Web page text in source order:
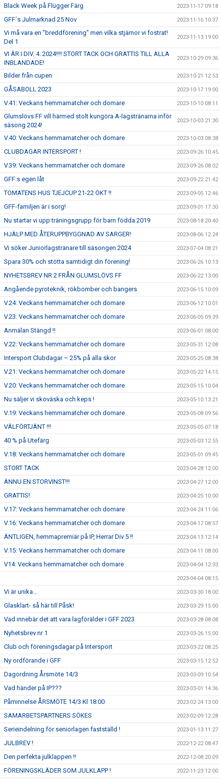
Black Week på Flügger Färg 2023-11-17 09:18
GFF´s Julmarknad 25 Nov 2023-11-16 10:37
Vi må vara en "breddförening" men vilka stjärnor vi fostrat!
Del 1
2023-11-13 19:00
VI ÄR I DIV. 4. 2024!!!! STORT TACK OCH GRATTIS TILL ALLA
INBLANDADE!
2023-10-29 09:36
Bilder från cupen 2023-10-21 12:53
GÅSABOLL 2023 2023-10-17 19:00
V.41: Veckans hemmamatcher och domare 2023-10-10 08:11
Glumslövs FF vill härmed stolt kungöra A-lagstränarna inför
säsong 2024!
2023-10-03 21:30
V.40: Veckans hemmamatcher och domare 2023-10-03 08:38
CLUBDAGAR INTERSPORT ! 2023-09-26 10:45
V.39: Veckans hemmamatcher och domare 2023-09-26 08:02
GFF:s egen låt 2023-09-22 21:42
TOMATENS HUS TJEJCUP 21-22 OKT !! 2023-09-05 12:46
GFF-familjen är i sorg! 2023-09-01 17:30
Nu startar vi upp träningsgrupp för barn födda 2019 2023-08-18 20:40
HJÄLP MED ÅTERUPPBYGGNAD AV SARGER! 2023-08-06 12:24
Vi söker Juniorlagstränare till säsongen 2024 2023-07-04 08:21
Spara 30% och stötta samtidigt din förening! 2023-06-26 10:13
NYHETSBREV NR 2 FRÅN GLUMSLÖVS FF 2023-06-22 13:00
Angående pyroteknik, rökbomber och bangers 2023-06-15 10:09
V.24: Veckans hemmamatcher och domare 2023-06-12 10:01
V.23: Veckans hemmamatcher och domare 2023-06-05 09:39
Anmälan Stängd !! 2023-06-01 08:00
V.22: Veckans hemmamatcher och domare 2023-05-31 12:08
Intersport Clubdagar – 25% på alla skor 2023-05-25 08:38
V.21: Veckans hemmamatcher och domare 2023-05-22 14:15
V.20: Veckans hemmamatcher och domare 2023-05-15 10:04
Nu säljer vi skoväska och keps ! 2023-05-10 13:21
V.19: Veckans hemmamatcher och domare 2023-05-08 09:56
VÄLFÖRTJÄNT !!! 2023-05-05 07:18
40 % på Utefärg 2023-05-03 12:55
V.18: Veckans hemmamatcher och domare 2023-05-01 09:45
STORT TACK 2023-04-28 12:00
ÄNNU EN STORVINST!!! 2023-04-27 12:00
GRATTIS! 2023-04-25 10:00
V.17: Veckans hemmamatcher och domare 2023-04-24 11:06
V.16: Veckans hemmamatcher och domare 2023-04-17 08:57
ÄNTLIGEN, hemmapremiär på IP, Herrar Div 5 !! 2023-04-13 12:14
V.15: Veckans hemmamatcher och domare 2023-04-11 08:00
V14: Veckans hemmamatcher och domare 2023-04-04 12:33
2023-04-04 08:15
Vi är unika... 2023-03-30 18:00
Glasklart- så här till Påsk! 2023-03-29 15:00
Vad innebär det att vara lagförälder i GFF 2023 2023-03-28 08:08
Nyhetsbrev nr 1 2023-03-26 15:00
Club och föreningsdagar på Intersport 2023-03-22 08:25
Ny ordförande i GFF 2023-03-15 12:52
Dagordning Årsmöte 14/3 2023-03-09 10:54
Vad händer på IP??? 2023-03-01 14:36
Påminnelse ÅRSMÖTE 14/3 Kl 18:00 2023-02-24 13:00
SAMARBETSPARTNERS SÖKES 2023-02-09 12:28
Serieindelning för seniorlagen fastställd ! 2023-01-13 11:27
JULBREV ! 2022-12-22 08:47
Den perfekta julklappen !! 2022-12-08 20:09
FÖRENINGSKLÄDER SOM JULKLAPP ! 2022-11-23 12:00